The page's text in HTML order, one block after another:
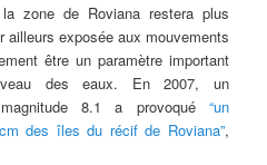
zone de Roviana restera plus
exposée aux mouvements
être un paramètre important
des eaux. En 2007, un
8.1 a provoqué “un
des îles du récif de Roviana”,